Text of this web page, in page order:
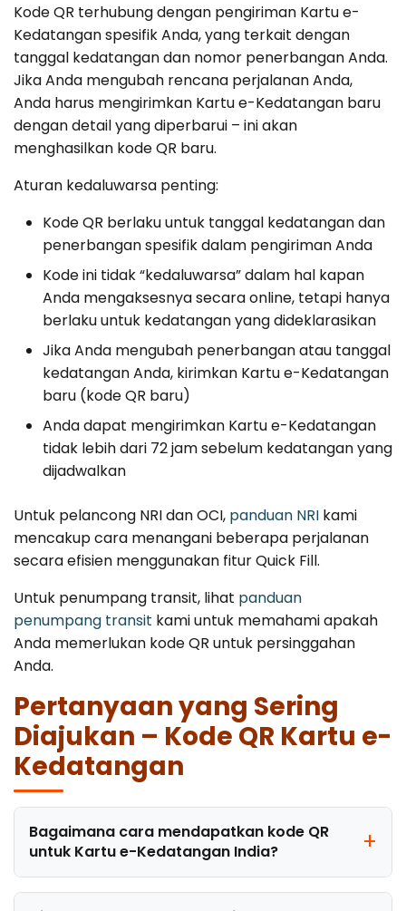
Kode QR terhubung dengan pengiriman Kartu e-
Kedatangan spesifik Anda, yang terkait dengan
tanggal kedatangan dan nomor penerbangan Anda.
Jika Anda mengubah rencana perjalanan Anda,
Anda harus mengirimkan Kartu e-Kedatangan baru
dengan detail yang diperbarui – ini akan
menghasilkan kode QR baru.
Aturan kedaluwarsa penting:
Kode QR berlaku untuk tanggal kedatangan dan
penerbangan spesifik dalam pengiriman Anda
Kode ini tidak “kedaluwarsa” dalam hal kapan
Anda mengaksesnya secara online, tetapi hanya
berlaku untuk kedatangan yang dideklarasikan
Jika Anda mengubah penerbangan atau tanggal
kedatangan Anda, kirimkan Kartu e-Kedatangan
baru (kode QR baru)
Anda dapat mengirimkan Kartu e-Kedatangan
tidak lebih dari 72 jam sebelum kedatangan yang
dijadwalkan
Untuk pelancong NRI dan OCI, panduan NRI kami
mencakup cara menangani beberapa perjalanan
secara efisien menggunakan fitur Quick Fill.
Untuk penumpang transit, lihat panduan
penumpang transit kami untuk memahami apakah
Anda memerlukan kode QR untuk persinggahan
Anda.
Pertanyaan yang Sering
Diajukan – Kode QR Kartu e-
Kedatangan
Bagaimana cara mendapatkan kode QR
untuk Kartu e-Kedatangan India?